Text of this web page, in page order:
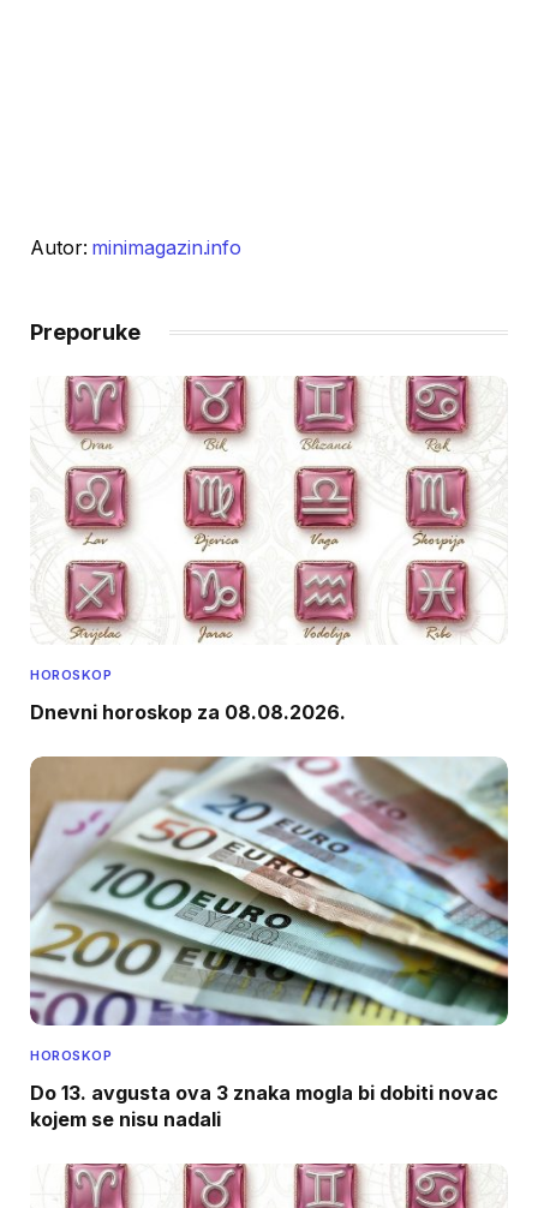
Autor: minimagazin.info
Preporuke
HOROSKOP
Dnevni horoskop za 08.08.2026.
HOROSKOP
Do 13. avgusta ova 3 znaka mogla bi dobiti novac
kojem se nisu nadali